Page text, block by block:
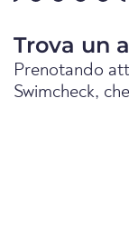
Trova un
Prenotando
Swimcheck,